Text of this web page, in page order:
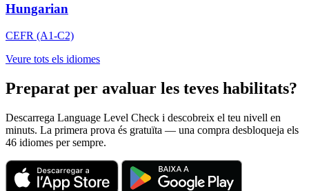
Hungarian
CEFR (A1-C2)
Veure tots els idiomes
Preparat per avaluar les teves habilitats?
Descarrega Language Level Check i descobreix el teu nivell en
minuts. La primera prova és gratuïta — una compra desbloqueja els
46 idiomes per sempre.